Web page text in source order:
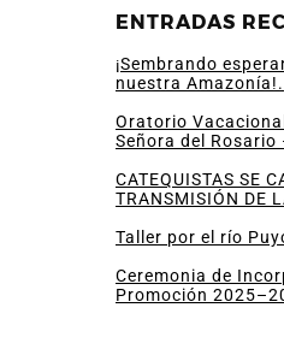
ENTRADAS
¡Sembrando
nuestra Amazonía!.
Oratorio
Señora del Rosario
CATEQUISTAS SE
TRANSMISIÓN DE
Taller por el río
Ceremonia de
Promoción